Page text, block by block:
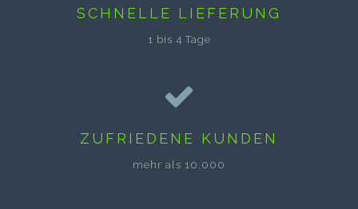
SCHNELLE LIEFERUNG
1 bis 4 Tage
ZUFRIEDENE KUNDEN
mehr als 10.000